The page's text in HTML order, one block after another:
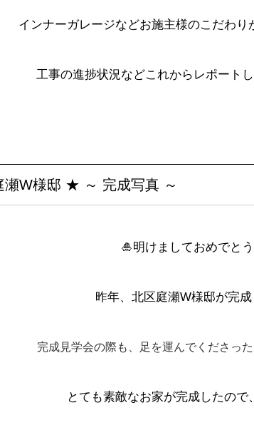
インナーガレージなどお施主様のこだわ
工事の進捗状況などこれからレポート
W様邸 ★ ～ 完成写真 ～
🎍明けましておめでと
昨年、北区庭瀬W様邸が完
完成見学会の際も、足を運んでくださっ
とても素敵なお家が完成したので